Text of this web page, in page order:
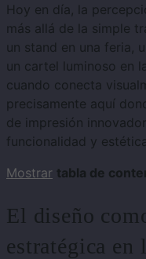
Hoy en día, la
más allá de la simple
un stand en una feria,
un cartel luminoso en
cuando conecta
precisamente aquí
de impresión
funcionalidad y
Mostrar tabla de
El diseño
estratégica en